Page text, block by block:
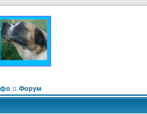
:: Форум